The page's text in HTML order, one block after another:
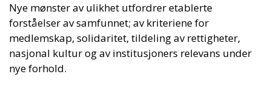
Nye mønster av ulikhet utfordrer etablerte
forståelser av samfunnet; av kriteriene for
medlemskap, solidaritet, tildeling av rettigheter,
nasjonal kultur og av institusjoners relevans under
nye forhold.